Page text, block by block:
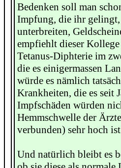
Bedenken soll man
Impfung, die ihr
unterbreiten,
empfiehlt dieser
Tetanus-Diphterie im
die es einigermassen
würde es nämlich
Krankheiten, die es seit
Impfschäden würden
Hemmschwelle der
verbunden) sehr hoch
Und natürlich bleibt es